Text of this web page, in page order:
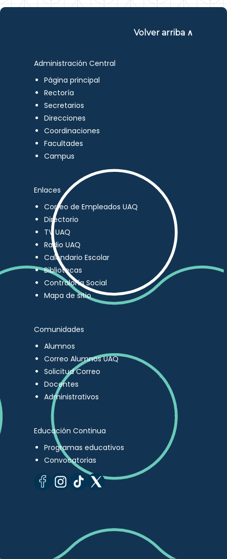
Volver arriba ∧
Administración Central
Página principal
Rectoría
Secretarios
Direcciones
Coordinaciones
Facultades
Campus
Enlaces
Correo de Empleados UAQ
Directorio
TV UAQ
Radio UAQ
Calendario Escolar
Bibliotecas
Contraloría Social
Mapa de sitio
Comunidades
Alumnos
Correo Alumnos UAQ
Solicitud Correo
Docentes
Administrativos
Educación Continua
Programas educativos
Convocatorias